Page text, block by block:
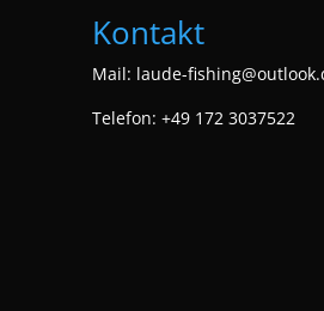
Kontakt
Mail: laude-
Telefon: +49 172 3037522